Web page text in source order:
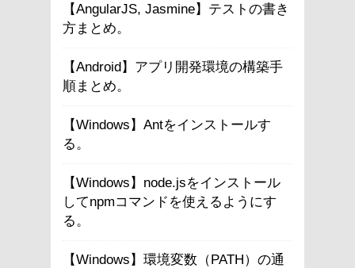
【AngularJS, Jasmine】テストの書き
方まとめ。
【Android】アプリ開発環境の構築手
順まとめ。
【Windows】Antをインストールす
る。
【Windows】node.jsをインストール
してnpmコマンドを使えるようにす
る。
【Windows】環境変数（PATH）の通